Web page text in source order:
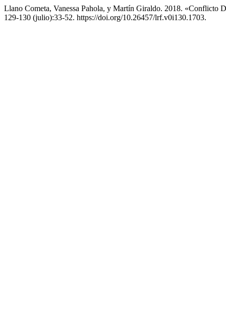
Llano Cometa, Vanessa Pahola, y Martín Giraldo. 2018. «Conflicto
129-130 (julio):33-52. https://doi.org/10.26457/lrf.v0i130.1703.